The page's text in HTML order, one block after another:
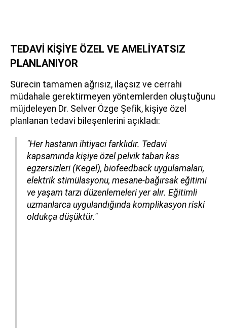
TEDAVİ KİŞİYE ÖZEL VE AMELİYATSIZ
PLANLANIYOR
Sürecin tamamen ağrısız, ilaçsız ve cerrahi
müdahale gerektirmeyen yöntemlerden oluştuğunu
müjdeleyen Dr. Selver Özge Şefik, kişiye özel
planlanan tedavi bileşenlerini açıkladı:
"Her hastanın ihtiyacı farklıdır. Tedavi
kapsamında kişiye özel pelvik taban kas
egzersizleri (Kegel), biofeedback uygulamaları,
elektrik stimülasyonu, mesane-bağırsak eğitimi
ve yaşam tarzı düzenlemeleri yer alır. Eğitimli
uzmanlarca uygulandığında komplikasyon riski
oldukça düşüktür."